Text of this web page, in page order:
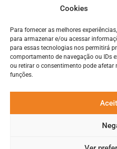
Cookies
Para fornecer as melhores
para armazenar e/ou acessar
para essas tecnologias nos permitirá
comportamento de navegação ou IDs
ou retirar o consentimento pode afetar
funções.